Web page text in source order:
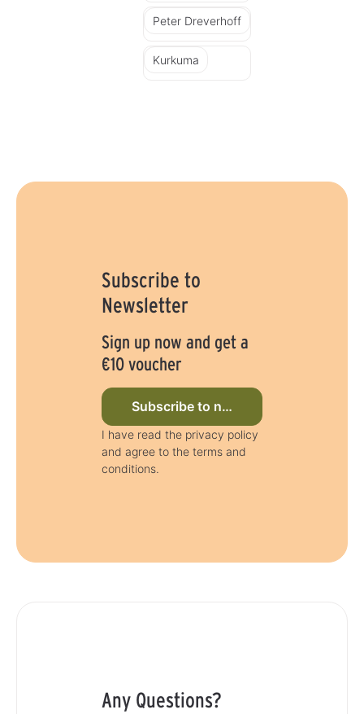
Peter Dreverhoff
Kurkuma
Subscribe to
Newsletter
Sign up now and get a
€10 voucher
Subscribe to newsletter now
I have read the privacy policy
and agree to the terms and
conditions.
Any Questions?